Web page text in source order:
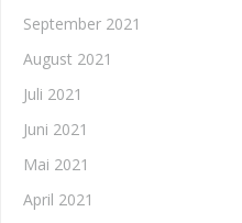
September 2021
August 2021
Juli 2021
Juni 2021
Mai 2021
April 2021